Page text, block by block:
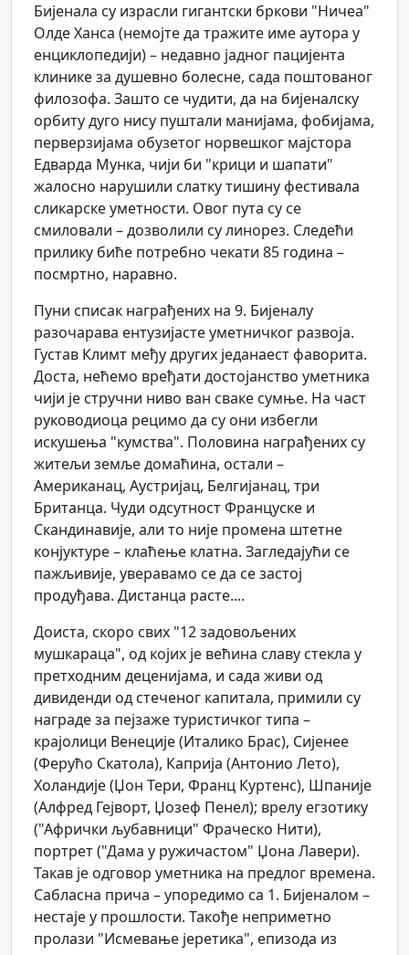
Бијенала су израсли гигантски бркови "Ничеа"
Олде Ханса (немојте да тражите име аутора у
енциклопедији) – недавно јадног пацијента
клинике за душевно болесне, сада поштованог
филозофа. Зашто се чудити, да на бијеналску
орбиту дуго нису пуштали манијама, фобијама,
перверзијама обузетог норвешког мајстора
Едварда Мунка, чији би "крици и шапати"
жалосно нарушили слатку тишину фестивала
сликарске уметности. Овог пута су се
смиловали – дозволили су линорез. Следећи
прилику биће потребно чекати 85 година –
посмртно, наравно.
Пуни списак награђених на 9. Бијеналу
разочарава ентузијасте уметничког развоја.
Густав Климт међу других једанаест фаворита.
Доста, нећемо вређати достојанство уметника
чији је стручни ниво ван сваке сумње. На част
руководиоца рецимо да су они избегли
искушења "кумства". Половина награђених су
житељи земље домаћина, остали –
Американац, Аустријац, Белгијанац, три
Британца. Чуди одсутност Француске и
Скандинавије, али то није промена штетне
конјуктуре – клаћење клатна. Загледајући се
пажљивије, уверавамо се да се застој
продуђава. Дистанца расте....
Доиста, скоро свих "12 задовољених
мушкараца", од којих је већина славу стекла у
претходним деценијама, и сада живи од
дивиденди од стеченог капитала, примили су
награде за пејзаже туристичког типа –
крајолици Венеције (Италико Брас), Сијенее
(Ферућо Скатола), Каприја (Антонио Лето),
Холандије (Џон Тери, Франц Куртенс), Шпаније
(Алфред Гејворт, Џозеф Пенел); врелу егзотику
("Афрички љубавници" Фраческо Нити),
портрет ("Дама у ружичастом" Џона Лавери).
Такав је одговор уметника на предлог времена.
Сабласна прича – упоредимо са 1. Бијеналом –
нестаје у прошлости. Такође неприметно
пролази "Исмевање јеретика", епизода из